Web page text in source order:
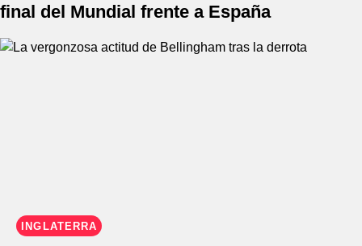
final del Mundial frente a España
INGLATERRA